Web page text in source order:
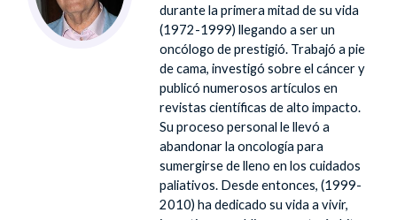
durante la primera mitad de su vida
(1972-1999) llegando a ser un
oncólogo de prestigió. Trabajó a pie
de cama, investigó sobre el cáncer y
publicó numerosos artículos en
revistas científicas de alto impacto.
Su proceso personal le llevó a
abandonar la oncología para
sumergirse de lleno en los cuidados
paliativos. Desde entonces, (1999-
2010) ha dedicado su vida a vivir,